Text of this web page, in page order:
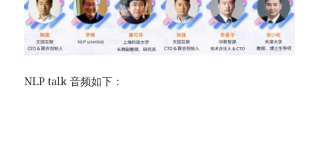
NLP talk 音频如下：